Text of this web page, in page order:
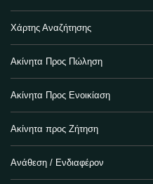
Χάρτης Αναζήτησης
Ακίνητα Προς Πώληση
Ακίνητα Προς Ενοικίαση
Ακίνητα προς Ζήτηση
Ανάθεση / Ενδιαφέρον